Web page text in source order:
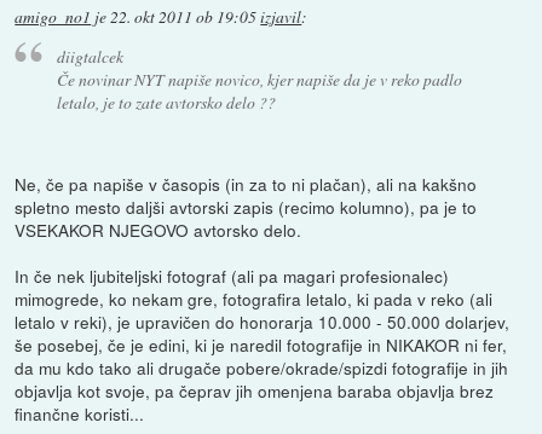
amigo_no1 je22. okt 2011 ob 19:05izjavil:
diigtalcek
Če novinar NYT napiše novico, kjer napiše da je v reko padlo
letalo, je to zate avtorsko delo ??
Ne, če pa napiše v časopis (in za to ni plačan), ali na kakšno
spletno mesto daljši avtorski zapis (recimo kolumno), pa je to
VSEKAKOR NJEGOVO avtorsko delo.
In če nek ljubiteljski fotograf (ali pa magari profesionalec)
mimogrede, ko nekam gre, fotografira letalo, ki pada v reko (ali
letalo v reki), je upravičen do honorarja 10.000 - 50.000 dolarjev,
še posebej, če je edini, ki je naredil fotografije in NIKAKOR ni fer,
da mu kdo tako ali drugače pobere/okrade/spizdi fotografije in jih
objavlja kot svoje, pa čeprav jih omenjena baraba objavlja brez
finančne koristi...